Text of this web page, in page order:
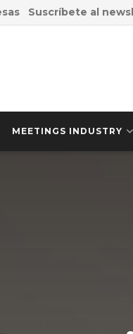
Suscríbete al
MEETINGS INDUSTRY